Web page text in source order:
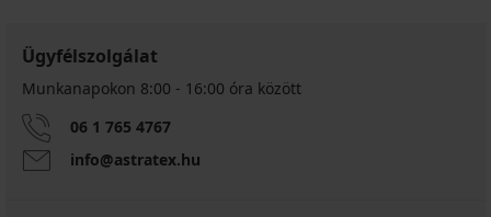
Ügyfélszolgálat
Munkanapokon 8:00 - 16:00 óra között
06 1 765 4767
info@astratex.hu